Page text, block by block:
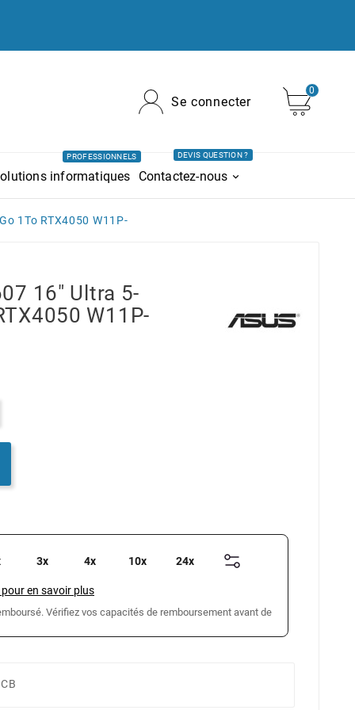
Se connecter
0
informatiques
PROFESSIONNELS
Contactez-nous
DEVIS QUESTION ?
1To RTX4050 W11P-
16" Ultra 5-
W11P-
3x 4x 10x 24x
en savoir plus
Vérifiez vos capacités de remboursement avant de